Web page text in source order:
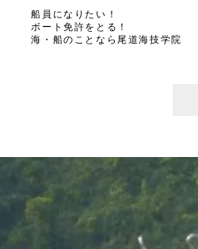
船員になりたい！
ボート免許をとる！
海・船のことなら尾道海技学院